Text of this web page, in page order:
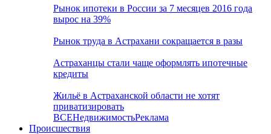
Рынок ипотеки в России за 7 месяцев 2016 года
вырос на 39%
Рынок труда в Астрахани сокращается в разы
Астраханцы стали чаще оформлять ипотечные
кредиты
Жильё в Астраханской области не хотят
приватизировать
ВСЕНедвижимостьРеклама
Происшествия